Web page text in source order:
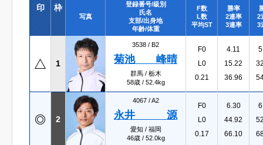
印 枠
写真
登録番号/級別
氏名
支部/出身地
年齢/体重
F数
L数
平均ST
勝率
2連率
3連率
2
3
1
3538 / B2
菊池 峰晴
群馬 / 栃木
58歳 / 52.4kg
F0
L0
0.21
4.11
15.22
36.96
2
4067 /A2
永井 源
愛知 / 福岡
46歳 / 52.0kg
F0
L0
0.17
6.30
44.92
66.10